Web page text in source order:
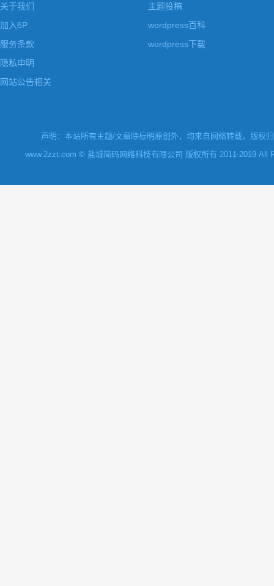
关于我们
加入6P
服务条款
隐私申明
网站公告相关
主题投稿
wordpress百科
wordpress下载
声明：本站所有主题/文章除标明原创外，均来自网络转载，版权
www.2zzt.com © 盐城简码网络科技有限公司 版权所有 2011-2019